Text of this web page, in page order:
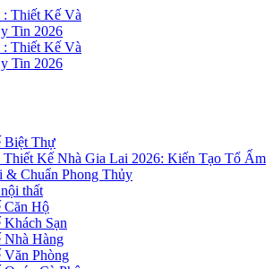
Biệt Thự
Kế Nhà Gia Lai 2026: Kiến Tạo Tổ Ấm
& Chuẩn Phong Thủy
thất
Căn Hộ
Sạn
Nhà Hàng
Văn Phòng